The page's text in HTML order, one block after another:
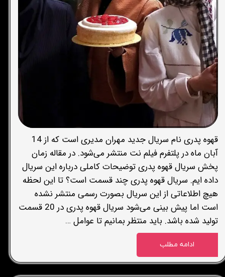
قهوه پدری نام سریال جدید مهران مدیری است که از 14
آبان ماه در پلتفرم فیلم نت منتشر می‌شود. در مقاله زمان
پخش سریال قهوه پدری توضیحات کاملی درباره این سریال
داده ایم. سریال قهوه پدری چند قسمت است؟ تا این لحظه
هیچ اطلاعاتی از این سریال بصورت رسمی منتشر نشده
است اما پیش بینی می‌شود سریال قهوه پدری در 20 قسمت
تولید شده باشد. باید منتظر بمانیم تا عوامل …
ادامه مطلب